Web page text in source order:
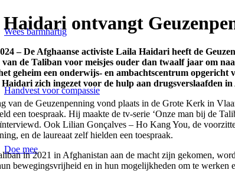
Wees barmhartig
Handvest voor compassie
Doe mee
ontvangt
– De Afghaanse activiste Laila Haidari heeft de
de Taliban voor meisjes ouder dan twaalf jaar om
geheim een onderwijs- en ambachtscentrum opgericht
zich ingezet voor de hulp aan drugsverslaafden
van de Geuzenpenning vond plaats in de Grote Kerk in
een toespraak. Hij maakte de tv-serie ‘Onze man bij de
Ook Lilian Gonçalves – Ho Kang You, de
en de laureaat zelf hielden een toespraak.
in 2021 in Afghanistan aan de macht zijn gekomen,
bewegingsvrijheid en in hun mogelijkheden om te werken